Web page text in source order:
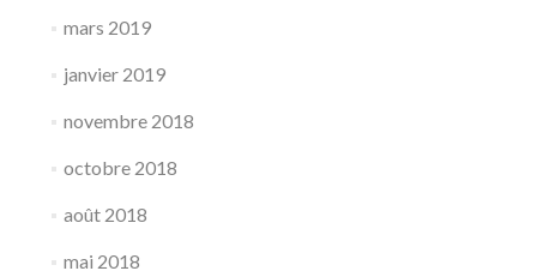
mars 2019
janvier 2019
novembre 2018
octobre 2018
août 2018
mai 2018